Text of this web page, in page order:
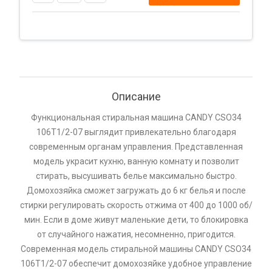
Описание
Функциональная стиральная машина CANDY CSO34
106T1/2-07 выглядит привлекательно благодаря
современным органам управления. Представленная
модель украсит кухню, ванную комнату и позволит
стирать, высушивать белье максимально быстро.
Домохозяйка сможет загружать до 6 кг белья и после
стирки регулировать скорость отжима от 400 до 1000 об/
мин. Если в доме живут маленькие дети, то блокировка
от случайного нажатия, несомненно, пригодится.
Современная модель стиральной машины CANDY CSO34
106T1/2-07 обеспечит домохозяйке удобное управление